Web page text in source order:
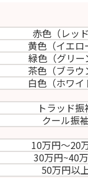
赤色（レッド
黄色（イエロ
緑色（グリー
茶色（ブラウ
白色（ホワイ
トラッド振
クール振
10万円～20
30万円~40
50万円以